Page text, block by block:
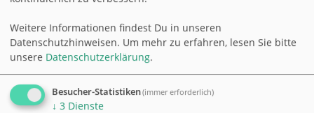
Anmelden
Weitere Informationen findest Du in unseren
Datenschutzhinweisen. Um mehr zu erfahren, lesen Sie bitte
unsere Datenschutzerklärung.
Besucher-Statistiken(immer erforderlich)
↓ 3 Dienste